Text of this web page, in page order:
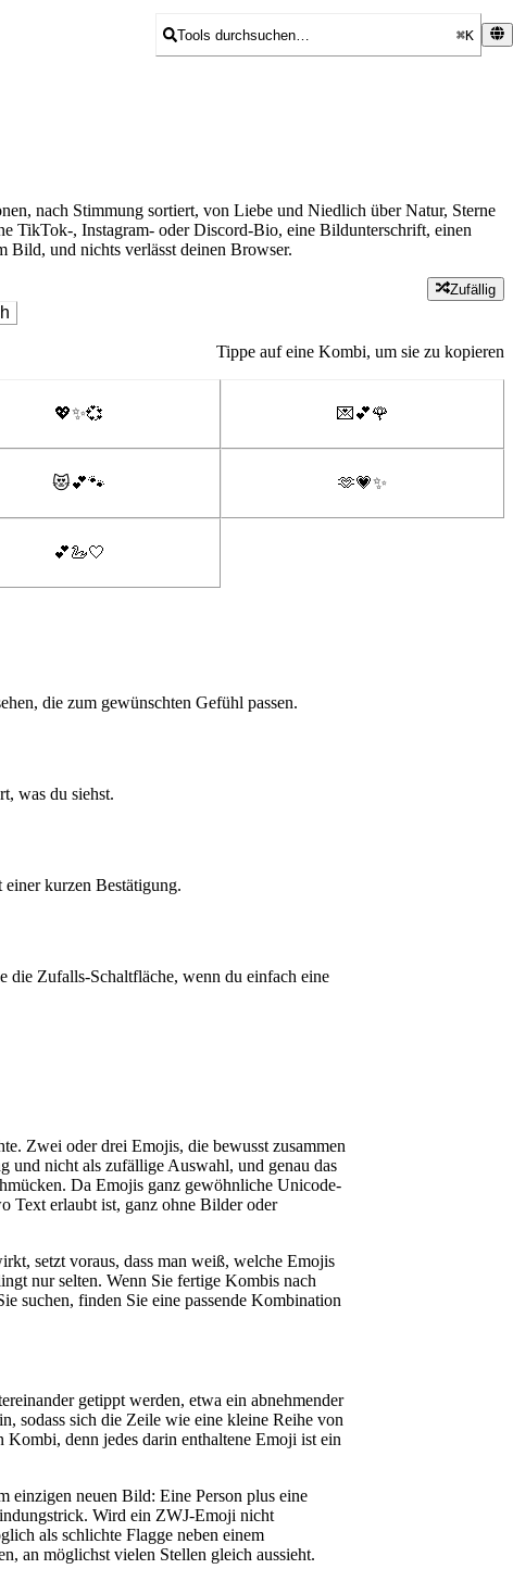
Tools durchsuchen… ⌘K
nach Stimmung sortiert, von Liebe und Niedlich über Natur, Sterne
TikTok-, Instagram- oder Discord-Bio, eine Bildunterschrift, einen
Bild, und nichts verlässt deinen Browser.
Zufällig
Tippe auf eine Kombi, um sie zu kopieren
💖✨💞 💌💕🌹
😻💕🐾 🫶💗✨
💕🦢🤍
die zum gewünschten Gefühl passen.
was du siehst.
kurzen Bestätigung.
Zufalls-Schaltfläche, wenn du einfach eine
Zwei oder drei Emojis, die bewusst zusammen
nicht als zufällige Auswahl, und genau das
Da Emojis ganz gewöhnliche Unicode-
Text erlaubt ist, ganz ohne Bilder oder
setzt voraus, dass man weiß, welche Emojis
nur selten. Wenn Sie fertige Kombis nach
suchen, finden Sie eine passende Kombination
getippt werden, etwa ein abnehmender
sodass sich die Zeile wie eine kleine Reihe von
Kombi, denn jedes darin enthaltene Emoji ist ein
einzigen neuen Bild: Eine Person plus eine
Wird ein ZWJ-Emoji nicht
als schlichte Flagge neben einem
an möglichst vielen Stellen gleich aussieht.